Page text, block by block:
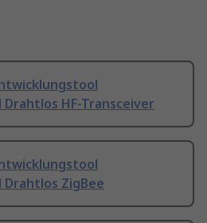
HF-Transceiver
ZigBee